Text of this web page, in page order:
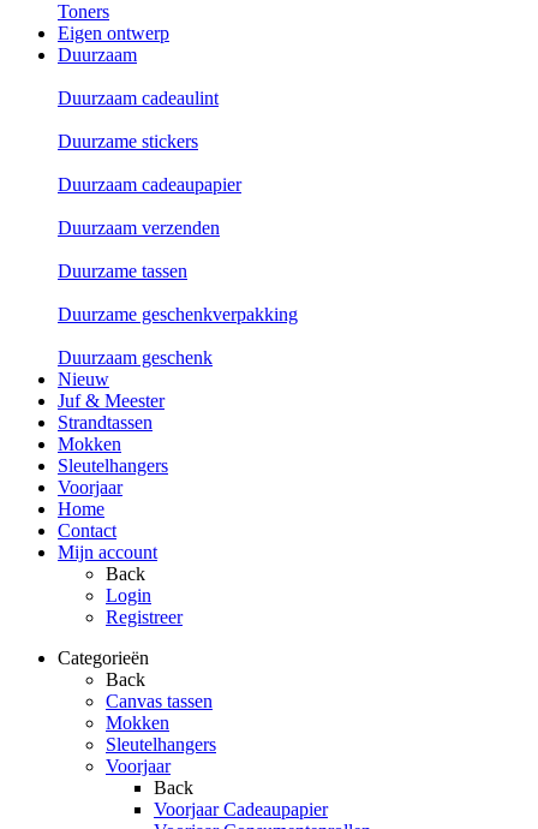
Toners
Eigen ontwerp
Duurzaam
Duurzaam cadeaulint
Duurzame stickers
Duurzaam cadeaupapier
Duurzaam verzenden
Duurzame tassen
Duurzame geschenkverpakking
Duurzaam geschenk
Nieuw
Juf & Meester
Strandtassen
Mokken
Sleutelhangers
Voorjaar
Home
Contact
Mijn account
Back
Login
Registreer
Categorieën
Back
Canvas tassen
Mokken
Sleutelhangers
Voorjaar
Back
Voorjaar Cadeaupapier